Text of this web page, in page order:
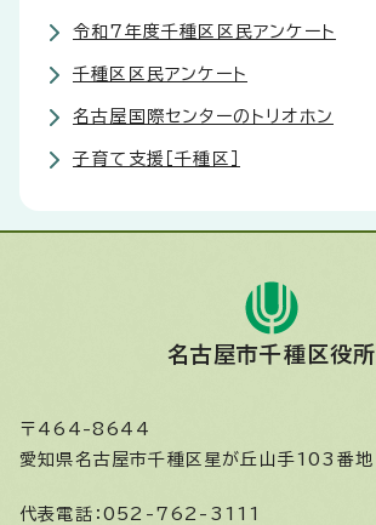
令和7年度千種区区民アンケート
千種区区民アンケート
名古屋国際センターのトリオホン
子育て支援［千種区］
名古屋市千種区役所
〒464-8644
愛知県名古屋市千種区星が丘山手103番地
代表電話： 052-762-3111